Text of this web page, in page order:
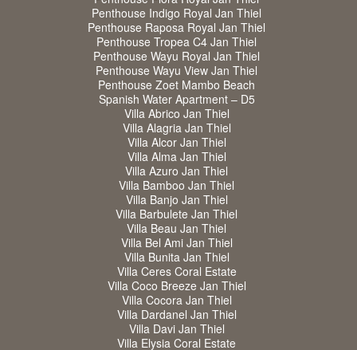
Penthouse Indigo Royal Jan Thiel
Penthouse Raposa Royal Jan Thiel
Penthouse Tropea C4 Jan Thiel
Penthouse Wayu Royal Jan Thiel
Penthouse Wayu View Jan Thiel
Penthouse Zoet Mambo Beach
Spanish Water Apartment – D5
Villa Abrico Jan Thiel
Villa Alagria Jan Thiel
Villa Alcor Jan Thiel
Villa Alma Jan Thiel
Villa Azuro Jan Thiel
Villa Bamboo Jan Thiel
Villa Banjo Jan Thiel
Villa Barbulete Jan Thiel
Villa Beau Jan Thiel
Villa Bel Ami Jan Thiel
Villa Bunita Jan Thiel
Villa Ceres Coral Estate
Villa Coco Breeze Jan Thiel
Villa Cocora Jan Thiel
Villa Dardanel Jan Thiel
Villa Davi Jan Thiel
Villa Elysia Coral Estate